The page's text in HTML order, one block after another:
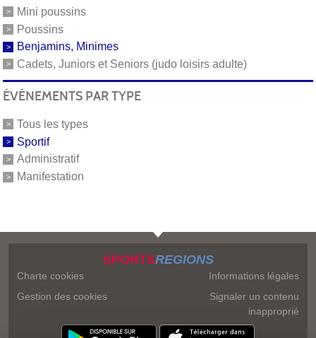
Mini poussins
Poussins
Benjamins, Minimes
Cadets, Juniors et Seniors (judo loisirs adulte)
ÉVÉNEMENTS PAR TYPE
Tous les types
Sportif
Administratif
Manifestation
SPORTSREGIONS
Charte cookies
Gestion des cookies
Informations légales
Signaler un contenu
inapproprié